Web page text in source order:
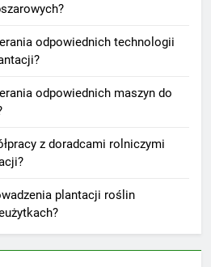
odpowiednich technologii
odpowiednich maszyn do
z doradcami rolniczymi
plantacji roślin